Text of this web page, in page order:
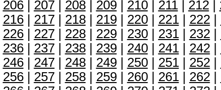
206| 207| 208| 209| 210| 211| 212|
216| 217| 218| 219| 220| 221| 222|
226| 227| 228| 229| 230| 231| 232|
236| 237| 238| 239| 240| 241| 242|
246| 247| 248| 249| 250| 251| 252|
256| 257| 258| 259| 260| 261| 262|